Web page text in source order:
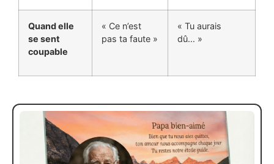
Quand elle
se sent
coupable
« Ce n’est
pas ta faute »
« Tu aurais
dû… »